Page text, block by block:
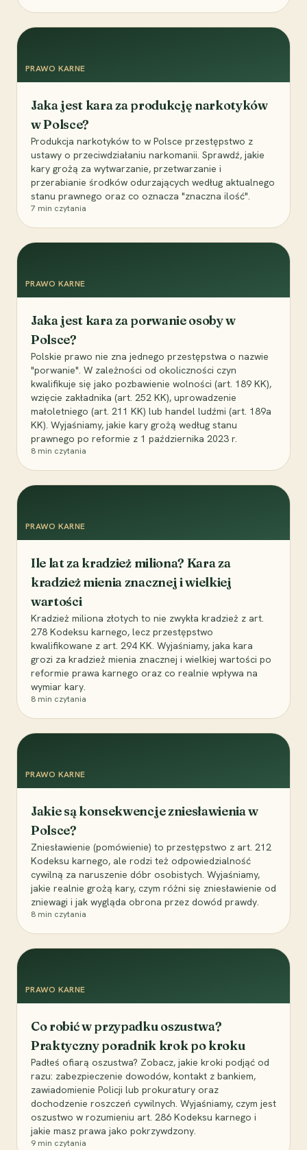
PRAWO KARNE
Jaka jest kara za produkcję narkotyków
w Polsce?
Produkcja narkotyków to w Polsce przestępstwo z
ustawy o przeciwdziałaniu narkomanii. Sprawdź, jakie
kary grożą za wytwarzanie, przetwarzanie i
przerabianie środków odurzających według aktualnego
stanu prawnego oraz co oznacza "znaczna ilość".
7 min czytania
PRAWO KARNE
Jaka jest kara za porwanie osoby w
Polsce?
Polskie prawo nie zna jednego przestępstwa o nazwie
"porwanie". W zależności od okoliczności czyn
kwalifikuje się jako pozbawienie wolności (art. 189 KK),
wzięcie zakładnika (art. 252 KK), uprowadzenie
małoletniego (art. 211 KK) lub handel ludźmi (art. 189a
KK). Wyjaśniamy, jakie kary grożą według stanu
prawnego po reformie z 1 października 2023 r.
8 min czytania
PRAWO KARNE
Ile lat za kradzież miliona? Kara za
kradzież mienia znacznej i wielkiej
wartości
Kradzież miliona złotych to nie zwykła kradzież z art.
278 Kodeksu karnego, lecz przestępstwo
kwalifikowane z art. 294 KK. Wyjaśniamy, jaka kara
grozi za kradzież mienia znacznej i wielkiej wartości po
reformie prawa karnego oraz co realnie wpływa na
wymiar kary.
8 min czytania
PRAWO KARNE
Jakie są konsekwencje zniesławienia w
Polsce?
Zniesławienie (pomówienie) to przestępstwo z art. 212
Kodeksu karnego, ale rodzi też odpowiedzialność
cywilną za naruszenie dóbr osobistych. Wyjaśniamy,
jakie realnie grożą kary, czym różni się zniesławienie od
zniewagi i jak wygląda obrona przez dowód prawdy.
8 min czytania
PRAWO KARNE
Co robić w przypadku oszustwa?
Praktyczny poradnik krok po kroku
Padłeś ofiarą oszustwa? Zobacz, jakie kroki podjąć od
razu: zabezpieczenie dowodów, kontakt z bankiem,
zawiadomienie Policji lub prokuratury oraz
dochodzenie roszczeń cywilnych. Wyjaśniamy, czym jest
oszustwo w rozumieniu art. 286 Kodeksu karnego i
jakie masz prawa jako pokrzywdzony.
9 min czytania